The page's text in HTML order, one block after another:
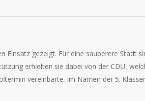
Einsatz gezeigt. Für eine sauberere Stadt
erhielten sie dabei von der CDU,
vereinbarte. Im Namen der 5.